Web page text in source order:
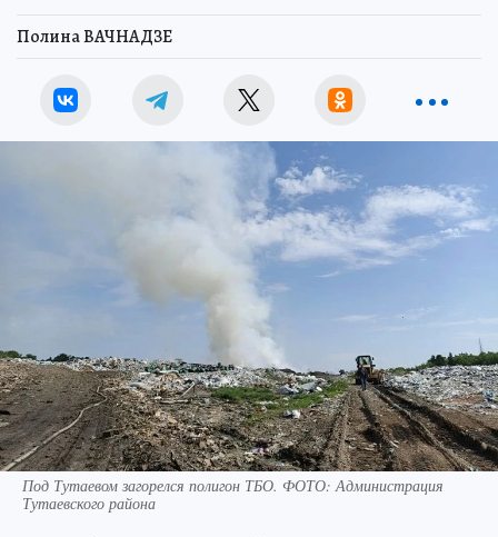
Полина ВАЧНАДЗЕ
Под Тутаевом загорелся полигон ТБО. ФОТО: Администрация
Тутаевского района